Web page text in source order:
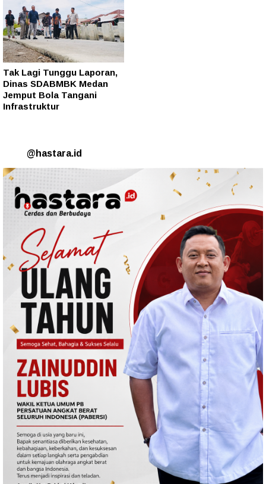
Tak Lagi Tunggu Laporan,
Dinas SDABMBK Medan
Jemput Bola Tangani
Infrastruktur
@hastara.id